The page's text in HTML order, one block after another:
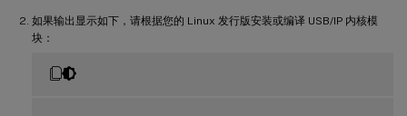
如果输出显示如下，请根据您的 Linux 发行版安装或编译 USB/IP 内核模
块：